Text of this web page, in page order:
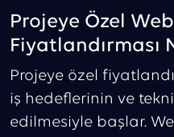
Projeye Özel
Fiyatlandırması
Projeye özel
iş hedeflerinin ve
edilmesiyle başlar.